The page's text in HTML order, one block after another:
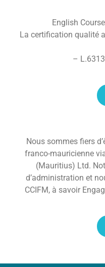
English
La certification qualité
–
Nous sommes fiers
franco-mauricienne
(Mauritius) Ltd.
d’administration et
CCIFM, à savoir